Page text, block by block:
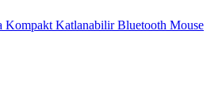
Katlanabilir Bluetooth Mouse